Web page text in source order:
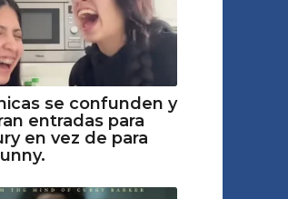
se confunden y
entradas para
en vez de para